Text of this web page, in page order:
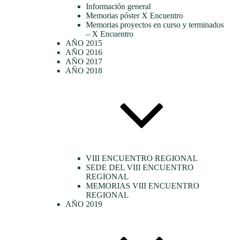
Información general
Memorias póster X Encuentro
Memorias proyectos en curso y terminados
– X Encuentro
AÑO 2015
AÑO 2016
AÑO 2017
AÑO 2018
VIII ENCUENTRO REGIONAL
SEDE DEL VIII ENCUENTRO
REGIONAL
MEMORIAS VIII ENCUENTRO
REGIONAL
AÑO 2019